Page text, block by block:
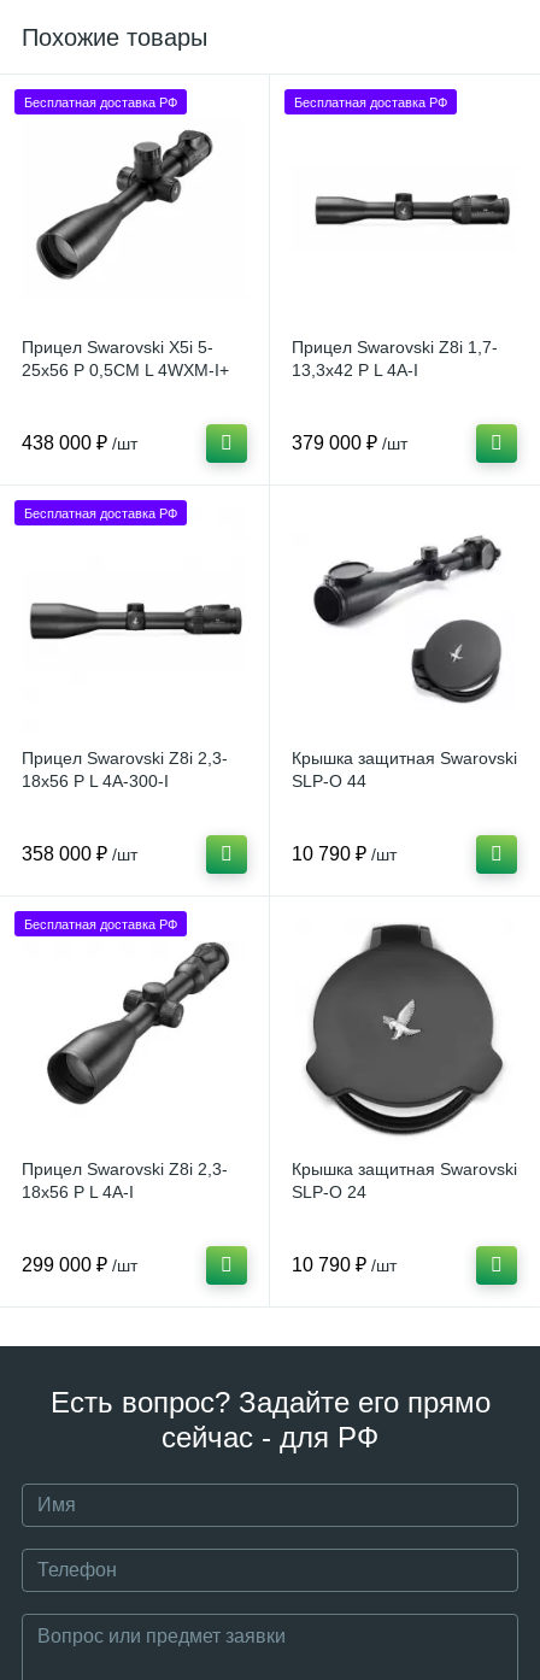
Похожие товары
Бесплатная доставка РФ
Прицел Swarovski X5i 5-
25x56 P 0,5CM L 4WXM-I+
438 000 ₽ /шт
Бесплатная доставка РФ
Прицел Swarovski Z8i 1,7-
13,3x42 P L 4A-I
379 000 ₽ /шт
Бесплатная доставка РФ
Прицел Swarovski Z8i 2,3-
18x56 P L 4A-300-I
358 000 ₽ /шт
Крышка защитная Swarovski
SLP-O 44
10 790 ₽ /шт
Бесплатная доставка РФ
Прицел Swarovski Z8i 2,3-
18x56 P L 4A-I
299 000 ₽ /шт
Крышка защитная Swarovski
SLP-O 24
10 790 ₽ /шт
Есть вопрос? Задайте его прямо
сейчас - для РФ